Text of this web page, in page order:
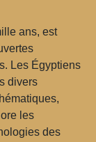
ans, est
Les Égyptiens
divers
les
des